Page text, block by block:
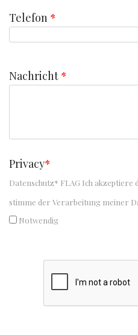
Telefon *
Nachricht *
Privacy*
Datenschutz* FLAG Ich akzeptiere
stimme der Verarbeitung meiner
Notwendig